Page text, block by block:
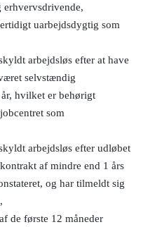
erhvervsdrivende,
uarbejdsdygtig som
arbejdsløs efter at have
selvstændig
hvilket er behørigt
som
arbejdsløs efter udløbet
af mindre end 1 års
og har tilmeldt sig
de første 12 måneder